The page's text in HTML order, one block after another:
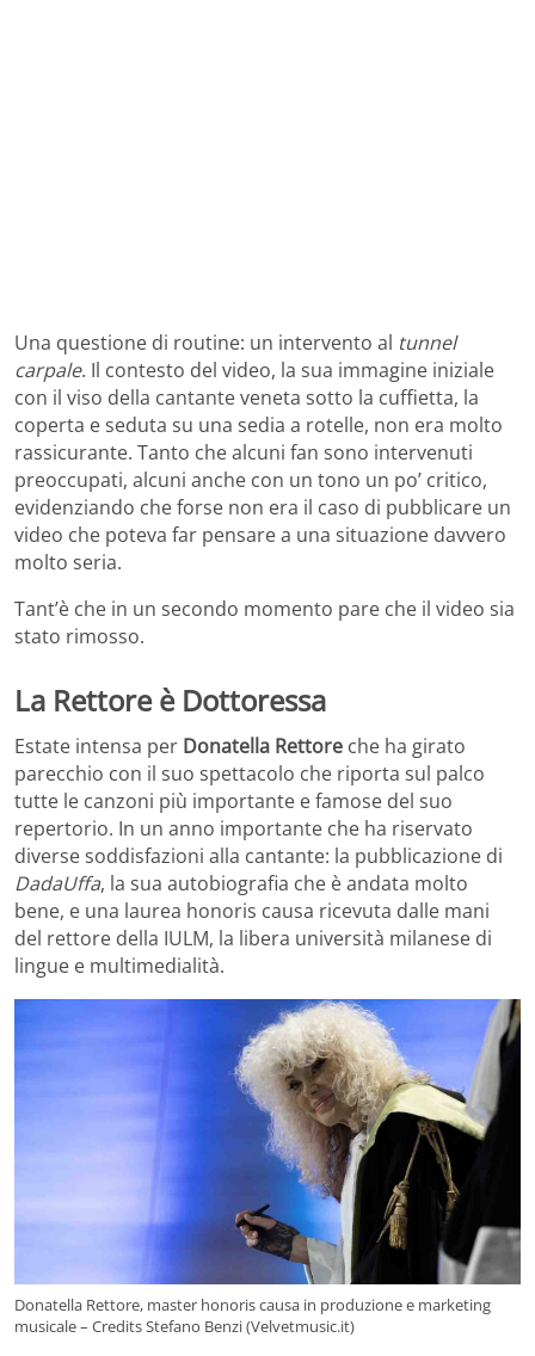
Una questione di routine: un intervento al tunnel
carpale. Il contesto del video, la sua immagine iniziale
con il viso della cantante veneta sotto la cuffietta, la
coperta e seduta su una sedia a rotelle, non era molto
rassicurante. Tanto che alcuni fan sono intervenuti
preoccupati, alcuni anche con un tono un po’ critico,
evidenziando che forse non era il caso di pubblicare un
video che poteva far pensare a una situazione davvero
molto seria.
Tant’è che in un secondo momento pare che il video sia
stato rimosso.
La Rettore è Dottoressa
Estate intensa per Donatella Rettore che ha girato
parecchio con il suo spettacolo che riporta sul palco
tutte le canzoni più importante e famose del suo
repertorio. In un anno importante che ha riservato
diverse soddisfazioni alla cantante: la pubblicazione di
DadaUffa, la sua autobiografia che è andata molto
bene, e una laurea honoris causa ricevuta dalle mani
del rettore della IULM, la libera università milanese di
lingue e multimedialità.
Donatella Rettore, master honoris causa in produzione e marketing
musicale – Credits Stefano Benzi (Velvetmusic.it)